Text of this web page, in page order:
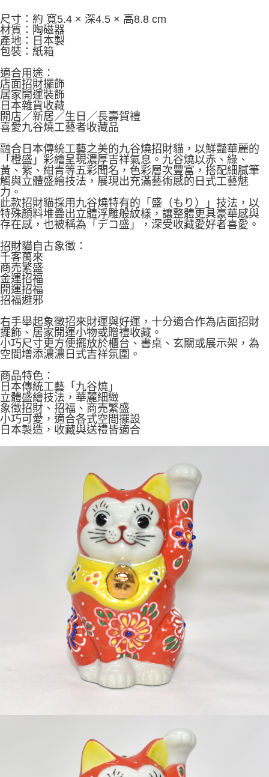
尺寸：約 寬5.4 × 深4.5 × 高8.8 cm
材質：陶磁器
產地：日本製
包裝：紙箱
適合用途：
店面招財擺飾
居家開運裝飾
日本雜貨收藏
開店／新居／生日／長壽賀禮
喜愛九谷燒工藝者收藏品
融合日本傳統工藝之美的九谷燒招財貓，以鮮豔華麗的
「橙盛」彩繪呈現濃厚吉祥氣息。九谷燒以赤、綠、
黃、紫、紺青等五彩聞名，色彩層次豐富，搭配細膩筆
觸與立體盛繪技法，展現出充滿藝術感的日式工藝魅
力。
此款招財貓採用九谷燒特有的「盛（もり）」技法，以
特殊顏料堆疊出立體浮雕般紋樣，讓整體更具豪華感與
存在感，也被稱為「デコ盛」，深受收藏愛好者喜愛。
招財貓自古象徵：
千客萬來
商売繁盛
金運招福
開運招福
招福避邪
右手舉起象徵招來財運與好運，十分適合作為店面招財
擺飾、居家開運小物或贈禮收藏。
小巧尺寸更方便擺放於櫃台、書桌、玄關或展示架，為
空間增添濃濃日式吉祥氛圍。
商品特色：
日本傳統工藝「九谷燒」
立體盛繪技法，華麗細緻
象徵招財、招福、商売繁盛
小巧可愛，適合各式空間擺設
日本製造，收藏與送禮皆適合